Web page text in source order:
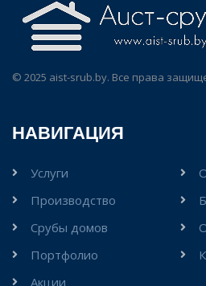
© 2025 aist-srub.by. Все права
НАВИГАЦИЯ
Услуги
Производство
Срубы домов
Портфолио
Акции